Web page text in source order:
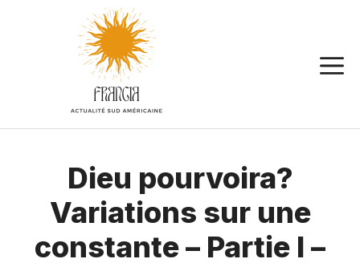
Dieu pourvoira?
Variations sur une
constante – Partie I –